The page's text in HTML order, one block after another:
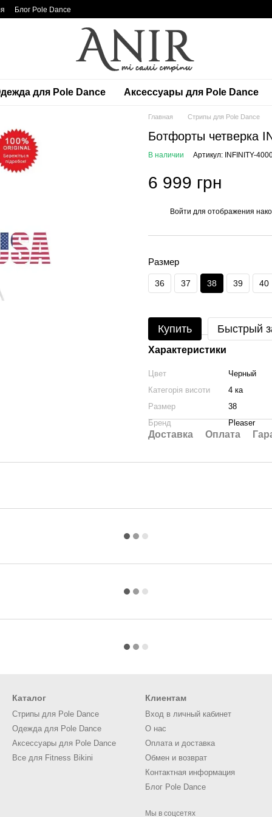
Блог Pole Dance
для Pole Dance Аксессуары для Pole Dance
Главная Стрипы для Pole Dance
Ботфорты четверка
В наличии Артикул: INFINITY-
6 999 грн
Войти для отображения
Размер
36 37 38 39 40
Купить Быстрый
Характеристики
Цвет
Черный
Категорія висоти
4 ка
Размер
38
Бренд
Pleaser
Доставка Оплата
Каталог
Стрипы для Pole Dance
Одежда для Pole Dance
Аксессуары для Pole Dance
Все для Fitness Bikini
Клиентам
Вход в личный кабинет
О нас
Оплата и доставка
Обмен и возврат
Контактная информация
Блог Pole Dance
Мы в соцсетях